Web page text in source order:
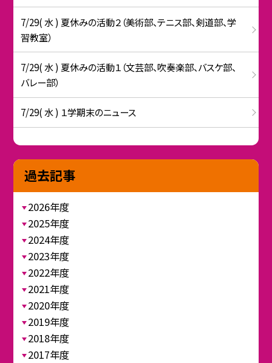
7/29( 水 ) 夏休みの活動２（美術部、テニス部、剣道部、学
習教室）
7/29( 水 ) 夏休みの活動１（文芸部、吹奏楽部、バスケ部、
バレー部）
7/29( 水 ) １学期末のニュース
過去記事
2026年度
2025年度
2024年度
2023年度
2022年度
2021年度
2020年度
2019年度
2018年度
2017年度